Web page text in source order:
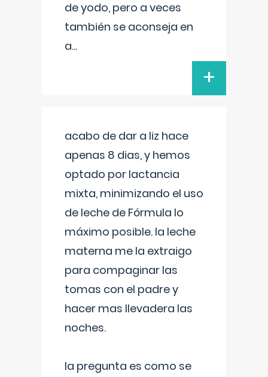
de yodo, pero a veces
también se aconseja en
a...
+
acabo de dar a liz hace
apenas 8 dias, y hemos
optado por lactancia
mixta, minimizando el uso
de leche de Fórmula lo
máximo posible. la leche
materna me la extraigo
para compaginar las
tomas con el padre y
hacer mas llevadera las
noches.
la pregunta es como se